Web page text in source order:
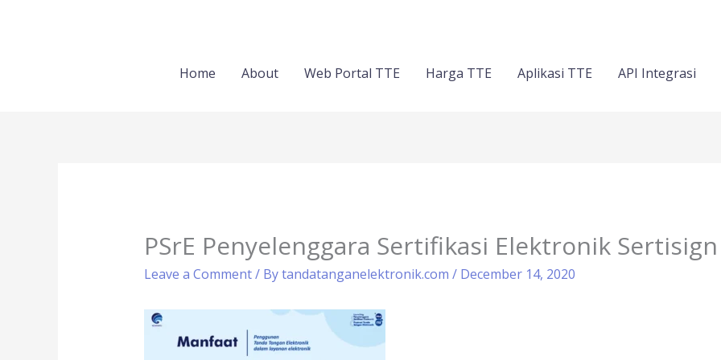
Home
About Web Portal TTE Harga TTE Aplikasi TTE API Integrasi
PSrE Penyelenggara Sertifikasi Elektronik Sertisign
Leave a Comment/ Bytandatanganelektronik.com / December 14, 2020